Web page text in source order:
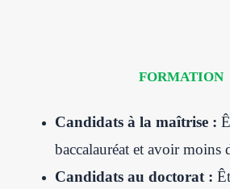
FORMATION
Candidats à la maîtrise :
baccalauréat et avoir moins
Candidats au doctorat :